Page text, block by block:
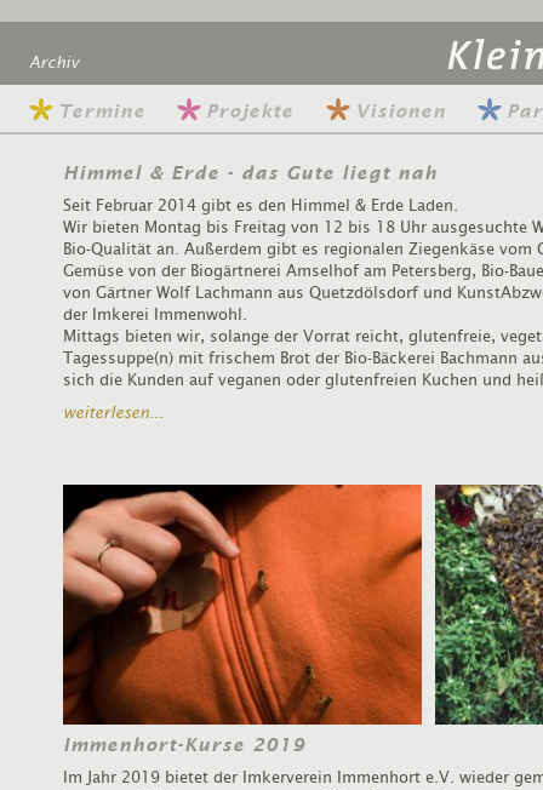
Archiv
Termine Projekte Visionen
Himmel & Erde - das Gute liegt nah
Seit Februar 2014 gibt es den Himmel & Erde Laden.
Wir bieten Montag bis Freitag von 12 bis 18 Uhr ausgesuchte
Bio-Qualität an. Außerdem gibt es regionalen Ziegenkäse vom
Gemüse von der Biogärtnerei Amselhof am Petersberg, Bio-
von Gärtner Wolf Lachmann aus Quetzdölsdorf und
der Imkerei Immenwohl.
Mittags bieten wir, solange der Vorrat reicht, glutenfreie,
Tagessuppe(n) mit frischem Brot der Bio-Bäckerei Bachmann
sich die Kunden auf veganen oder glutenfreien Kuchen und
weiterlesen...
Immenhort-Kurse 2019
Im Jahr 2019 bietet der Imkerverein Immenhort e.V. wieder